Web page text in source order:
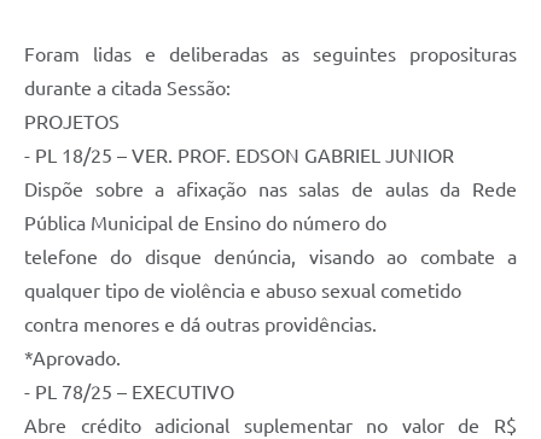
Atos da Presidência
Galeria de Fotos
Mesa Diretora
Contratos
Ouvidoria
Comissões
Foram lidas e deliberadas as seguintes proposituras
durante a citada Sessão:
PROJETOS
- PL 18/25 – VER. PROF. EDSON GABRIEL JUNIOR
Dispõe sobre a afixação nas salas de aulas da Rede
Pública Municipal de Ensino do número do
telefone do disque denúncia, visando ao combate a
qualquer tipo de violência e abuso sexual cometido
contra menores e dá outras providências.
*Aprovado.
- PL 78/25 – EXECUTIVO
Abre crédito adicional suplementar no valor de R$